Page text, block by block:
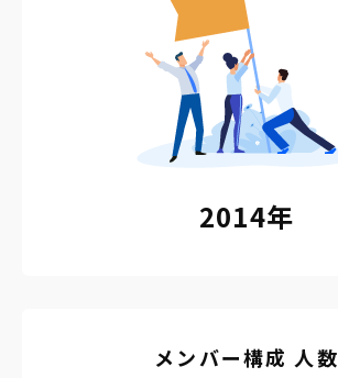
2014年
メンバー構成 人数